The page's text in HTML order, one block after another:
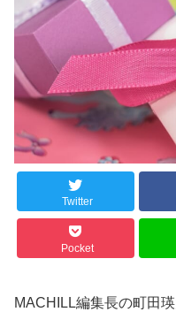
Twitter
Pocket
MACHILL編集長の町田